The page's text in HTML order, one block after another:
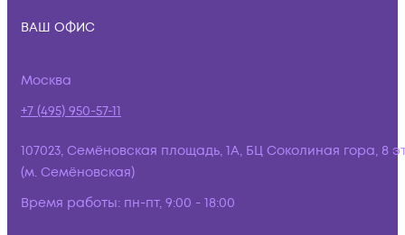
ВАШ ОФИС
Москва
+7 (495) 950-57-11
107023, Семёновская площадь, 1А, БЦ Соколиная гора, 8
(м. Семёновская)
Время работы: пн-пт, 9:00 - 18:00